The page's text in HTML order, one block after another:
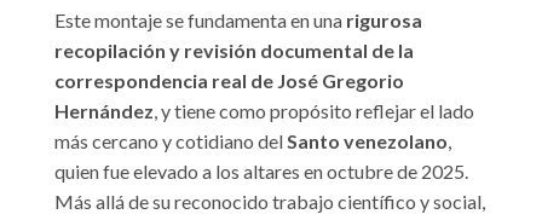
Este montaje se fundamenta en una rigurosa
recopilación y revisión documental de la
correspondencia real de José Gregorio
Hernández , y tiene como propósito reflejar el lado
más cercano y cotidiano del Santo venezolano
quien fue elevado a los altares en octubre de 2025.
Más allá de su reconocido trabajo científico y social,